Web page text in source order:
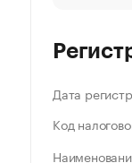
Дата
Код